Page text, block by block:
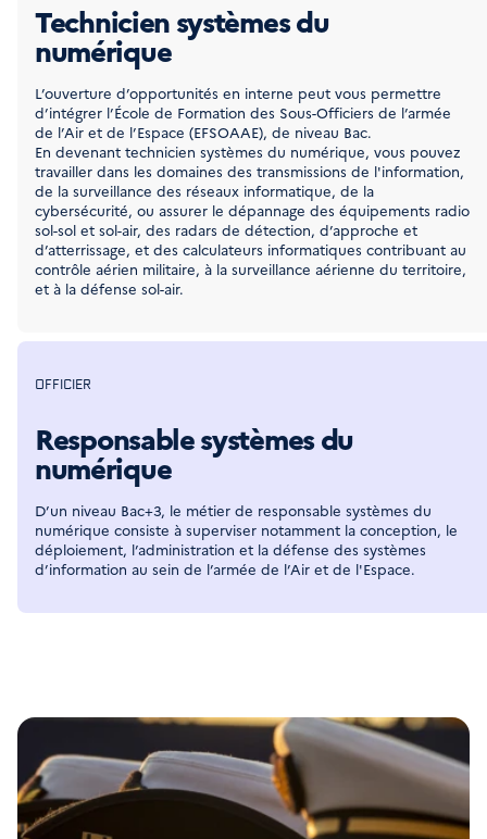
Technicien systèmes du
numérique
L’ouverture d’opportunités en interne peut vous permettre
d’intégrer l’École de Formation des Sous-Officiers de l’armée
de l’Air et de l’Espace (EFSOAAE), de niveau Bac.
En devenant technicien systèmes du numérique, vous pouvez
travailler dans les domaines des transmissions de l'information,
de la surveillance des réseaux informatique, de la
cybersécurité, ou assurer le dépannage des équipements radio
sol-sol et sol-air, des radars de détection, d’approche et
d’atterrissage, et des calculateurs informatiques contribuant au
contrôle aérien militaire, à la surveillance aérienne du territoire,
et à la défense sol-air.
OFFICIER
Responsable systèmes du
numérique
D’un niveau Bac+3, le métier de responsable systèmes du
numérique consiste à superviser notamment la conception, le
déploiement, l’administration et la défense des systèmes
d’information au sein de l’armée de l’Air et de l'Espace.